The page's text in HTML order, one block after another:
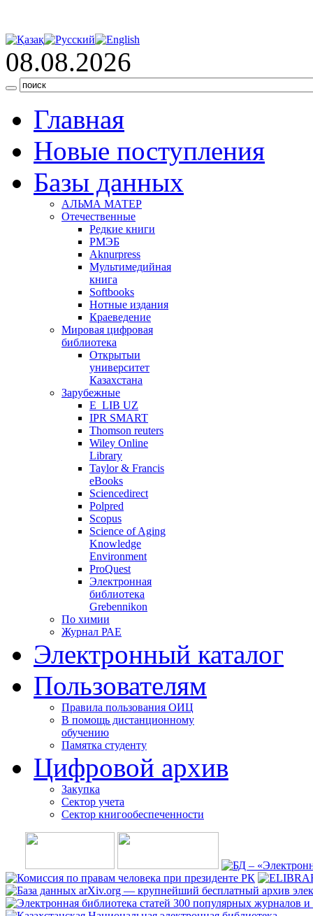
08.08.2026
Главная
Новые поступления
Базы данных
АЛЬМА МАТЕР
Отечественные
Редкие книги
РМЭБ
Аknurpress
Мультимедийная
книга
Softbooks
Нотные издания
Краеведение
Мировая цифровая
библиотека
Открытыи
университет
Казахстана
Зарубежные
E_LIB UZ
IPR SMART
Thomson reuters
Wiley Online
Library
Taylor & Francis
eBooks
Sciencedirect
Polpred
Scopus
Science of Aging
Knowledge
Environment
ProQuest
Электронная
библиотека
Grebennikon
По химии
Журнал РАЕ
Электронный каталог
Пользователям
Правила пользования ОИЦ
В помощь дистанционному
обучению
Памятка студенту
Цифровой архив
Закупка
Сектор учета
Сектор книгообеспеченности